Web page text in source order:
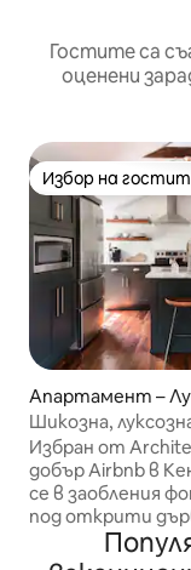
Гостите са
оценени
Избор на
Избор на
Апартамент –
Шикозна,
идеално място
Избран от
добър Airbnb в Кентъки.
се в заобления
под открити
характерно
модерен стил.